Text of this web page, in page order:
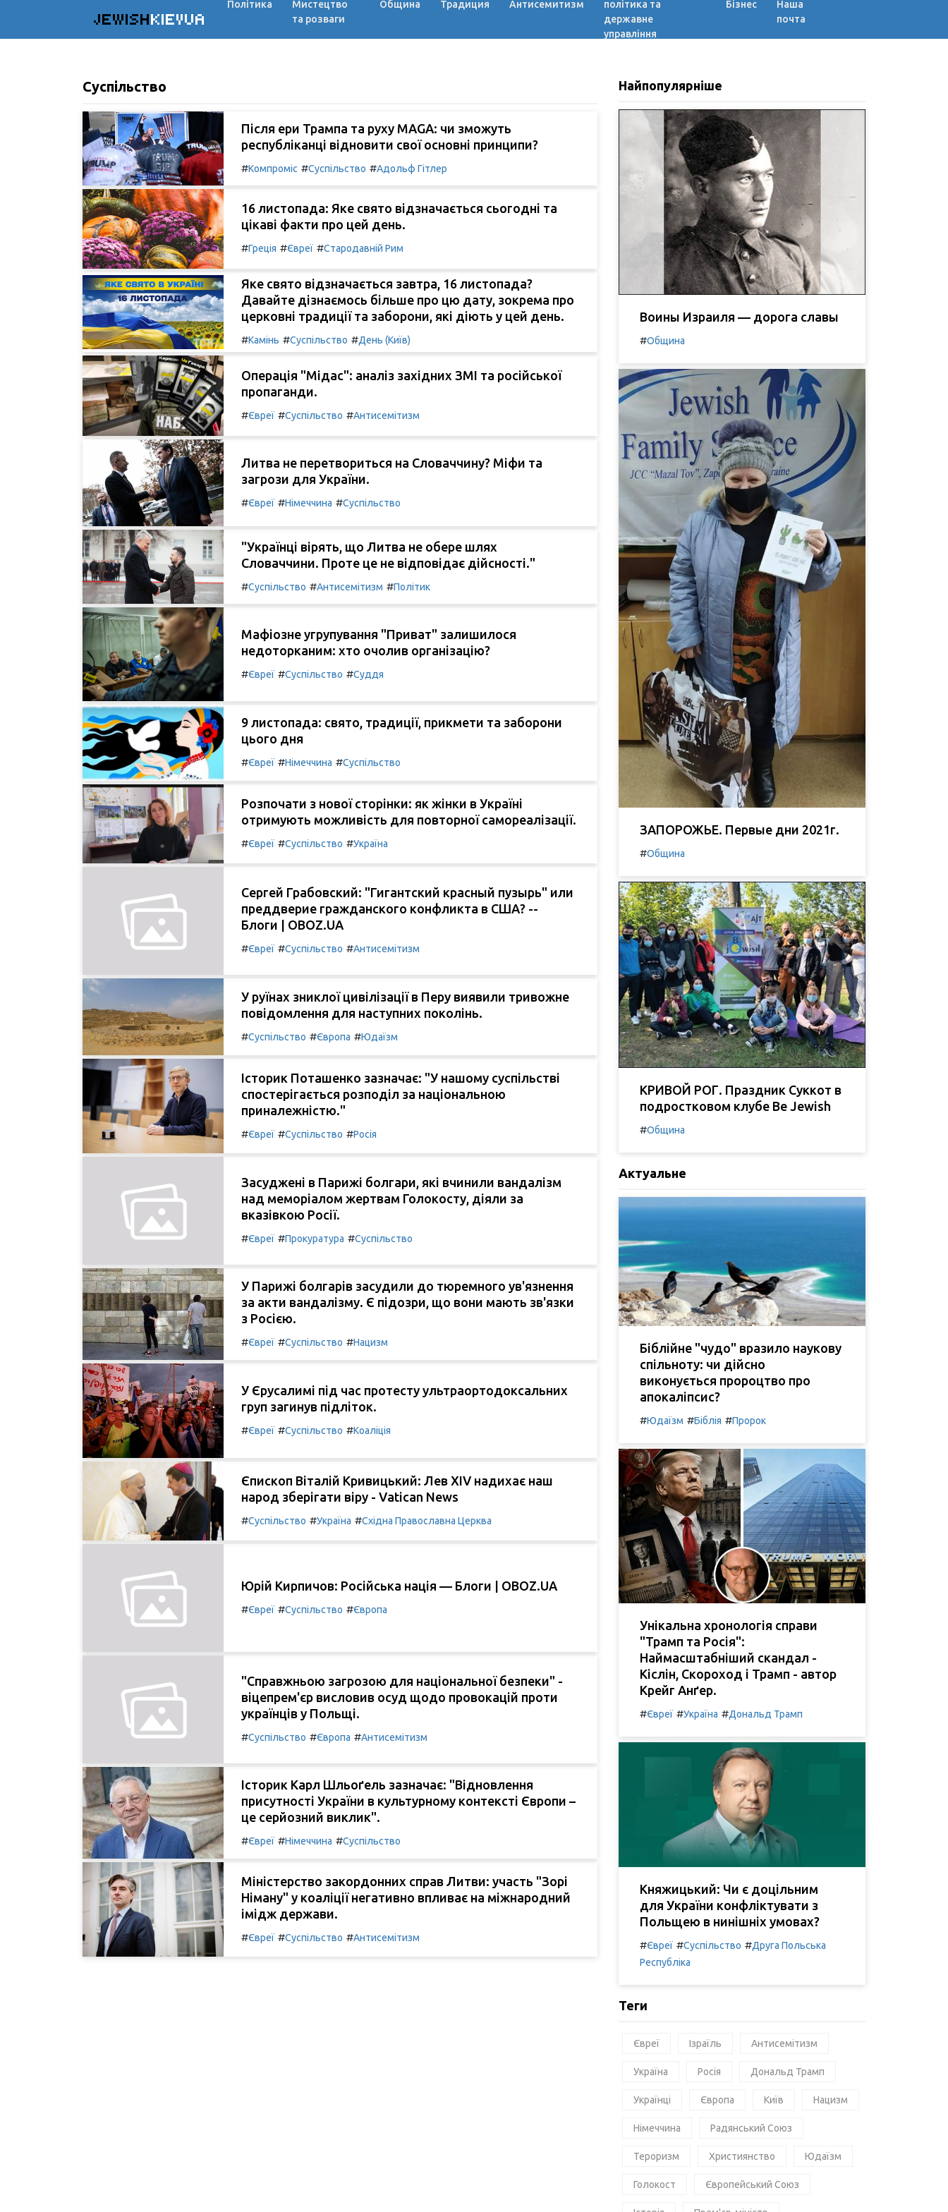
JEWISHKIEVUA
Політика
Мистецтво
та розваги
Община Традиция Антисемитизм
політика та
державне
управління
Бізнес
Наша
почта
Суспільство
Після ери Трампа та руху MAGA: чи зможуть
республіканці відновити свої основні принципи?
#Компроміс #Суспільство #Адольф Гітлер
16 листопада: Яке свято відзначається сьогодні та
цікаві факти про цей день.
#Греція #Євреї #Стародавній Рим
Яке свято відзначається завтра, 16 листопада?
Давайте дізнаємось більше про цю дату, зокрема про
церковні традиції та заборони, які діють у цей день.
#Камінь #Суспільство #День (Київ)
Операція "Мідас": аналіз західних ЗМІ та російської
пропаганди.
#Євреї #Суспільство #Антисемітизм
Литва не перетвориться на Словаччину? Міфи та
загрози для України.
#Євреї #Німеччина #Суспільство
"Українці вірять, що Литва не обере шлях
Словаччини. Проте це не відповідає дійсності."
#Суспільство #Антисемітизм #Політик
Мафіозне угрупування "Приват" залишилося
недоторканим: хто очолив організацію?
#Євреї #Суспільство #Суддя
9 листопада: свято, традиції, прикмети та заборони
цього дня
#Євреї #Німеччина #Суспільство
Розпочати з нової сторінки: як жінки в Україні
отримують можливість для повторної самореалізації.
#Євреї #Суспільство #Україна
Сергей Грабовский: "Гигантский красный пузырь" или
преддверие гражданского конфликта в США? --
Блоги | OBOZ.UA
#Євреї #Суспільство #Антисемітизм
У руїнах зниклої цивілізації в Перу виявили тривожне
повідомлення для наступних поколінь.
#Суспільство #Європа #Юдаїзм
Історик Поташенко зазначає: "У нашому суспільстві
спостерігається розподіл за національною
приналежністю."
#Євреї #Суспільство #Росія
Засуджені в Парижі болгари, які вчинили вандалізм
над меморіалом жертвам Голокосту, діяли за
вказівкою Росії.
#Євреї #Прокуратура #Суспільство
У Парижі болгарів засудили до тюремного ув'язнення
за акти вандалізму. Є підозри, що вони мають зв'язки
з Росією.
#Євреї #Суспільство #Нацизм
У Єрусалимі під час протесту ультраортодоксальних
груп загинув підліток.
#Євреї #Суспільство #Коаліція
Єпископ Віталій Кривицький: Лев XIV надихає наш
народ зберігати віру - Vatican News
#Суспільство #Україна #Східна Православна Церква
Юрій Кирпичов: Російська нація — Блоги | OBOZ.UA
#Євреї #Суспільство #Європа
"Справжньою загрозою для національної безпеки" -
віцепрем'єр висловив осуд щодо провокацій проти
українців у Польщі.
#Суспільство #Європа #Антисемітизм
Історик Карл Шльоґель зазначає: "Відновлення
присутності України в культурному контексті Європи –
це серйозний виклик".
#Євреї #Німеччина #Суспільство
Міністерство закордонних справ Литви: участь "Зорі
Німану" у коаліції негативно впливає на міжнародний
імідж держави.
#Євреї #Суспільство #Антисемітизм
Найпопулярніше
Воины Израиля — дорога славы
#Община
ЗАПОРОЖЬЕ. Первые дни 2021г.
#Община
КРИВОЙ РОГ. Праздник Суккот в
подростковом клубе Be Jewish
#Община
Актуальне
Біблійне "чудо" вразило наукову
спільноту: чи дійсно
виконується пророцтво про
апокаліпсис?
#Юдаїзм #Біблія #Пророк
Унікальна хронологія справи
"Трамп та Росія":
Наймасштабніший скандал -
Кіслін, Скороход і Трамп - автор
Крейг Анґер.
#Євреї #Україна #Дональд Трамп
Княжицький: Чи є доцільним
для України конфліктувати з
Польщею в нинішніх умовах?
#Євреї #Суспільство #Друга Польська
Республіка
Теги
Євреї Ізраїль Антисемітизм
Україна Росія Дональд Трамп
Українці Європа Київ Нацизм
Німеччина Радянський Союз
Тероризм Християнство Юдаїзм
Голокост Європейський Союз